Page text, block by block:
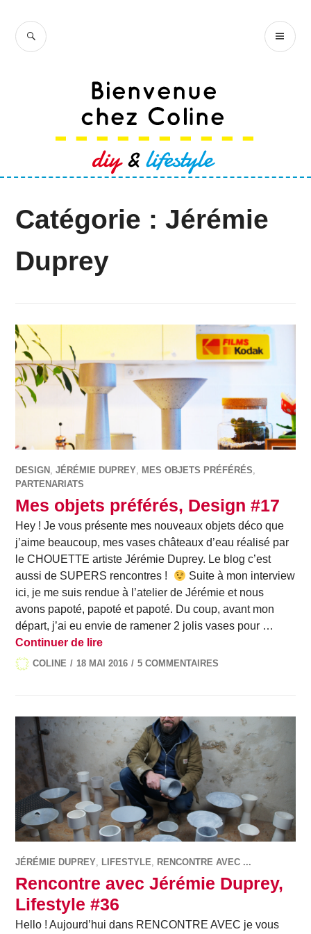
contenu
RECHERCHE
Catégorie :Jérémie
Duprey
DESIGN ,JÉRÉMIE DUPREY, MES OBJETS PRÉFÉRÉS,
PARTENARIATS
Mes objets préférés, Design #17
Hey ! Je vous présente mes nouveaux objets déco que
j’aime beaucoup, mes vases châteaux d’eau réalisé par
le CHOUETTE artiste Jérémie Duprey. Le blog c’est
aussi de SUPERS rencontres !
Suite à mon interview
ici, je me suis rendue à l’atelier de Jérémie et nous
avons papoté, papoté et papoté. Du coup, avant mon
départ, j’ai eu envie de ramener 2 jolis vases pour …
Continuer de lireMes objets préférés, Design #17
COLINE 18 MAI 2016 5 COMMENTAIRES
JÉRÉMIE DUPREY, LIFESTYLE, RENCONTRE AVEC ...
Rencontre avec Jérémie Duprey,
Lifestyle #36
Hello ! Aujourd’hui dans RENCONTRE AVEC je vous